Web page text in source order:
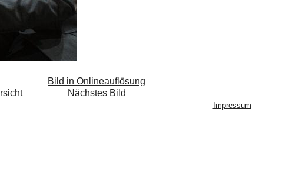
Bild in Onlineauflösung
Nächstes Bild
Impressum